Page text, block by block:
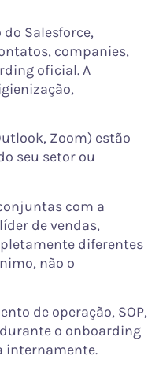
do Salesforce,
companies,
oficial. A
Zoom) estão
seu setor ou
com a
de vendas,
diferentes
não o
de operação, SOP,
o onboarding
internamente.